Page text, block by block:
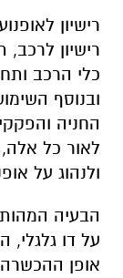
רישיון
רישיון לרכב,
כלי הרכב
ובנוסף
החניה
לאור כל
ולנהוג על
הבעיה
על דו גלגלי,
אופן